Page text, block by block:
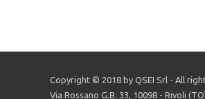
Copyright © 2018 by QSEI Srl - All
Via Rossano G.B. 33, 10098 - Rivoli